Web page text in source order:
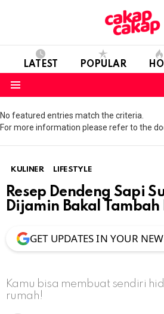
LATEST POPULAR
No featured entries match the criteria.
For more information please refer to the
KULINER LIFESTYLE
Resep Dendeng Sapi
Dijamin Bakal Tambah
GET UPDATES IN YOUR
Kamu bisa membuat sendiri
rumah!